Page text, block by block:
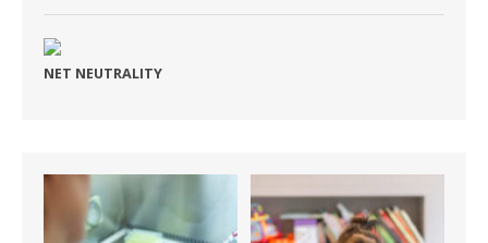
NET NEUTRALITY